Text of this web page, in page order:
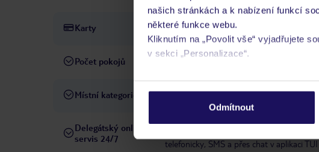
našich stránkách a k nabízení funkcí
některé funkce webu.
Kliknutím na „Povolit vše“ vyjadřujete
v sekci „Personalizace“.
Podrobné informace o souborech
Odmítnout
Karty Visa, MasterCard
Počet pokojů
Místní kategorie
Delegátský online
servis 24/7
telefonicky, SMS a přes chat v aplikaci